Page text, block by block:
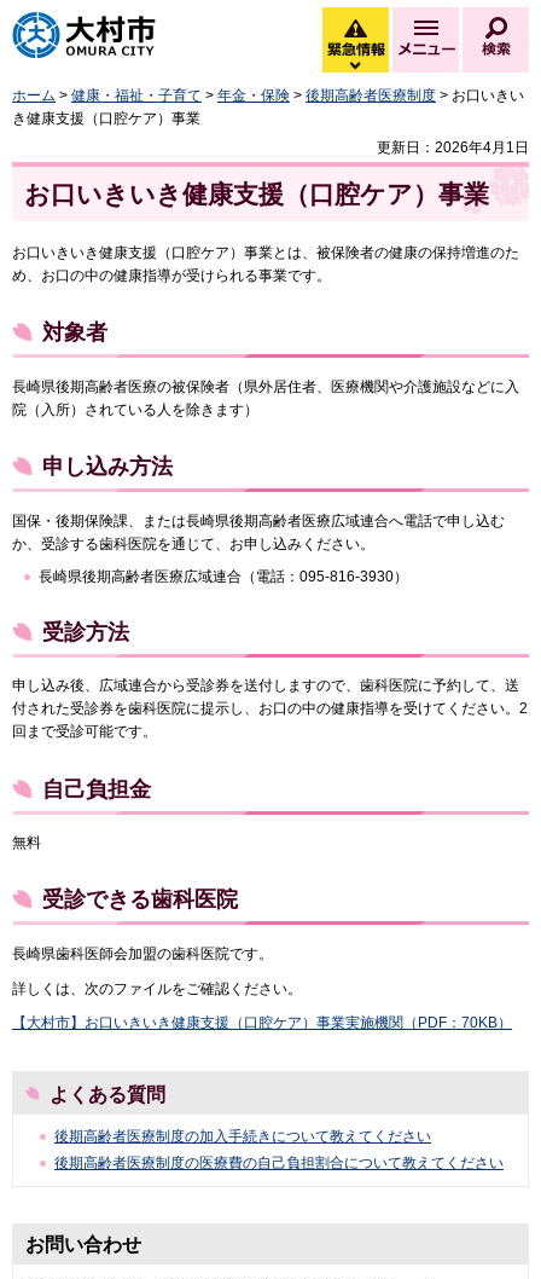
大村市
緊急情報
緊急情報を開く
メニュー
ホーム > 健康・福祉・子育て > 年金・保険 > 後期高齢者医療制度 > お口いきい
き健康支援（口腔ケア）事業
更新日：2026年4月1日
お口いきいき健康支援（口腔ケア）事業
お口いきいき健康支援（口腔ケア）事業とは、被保険者の健康の保持増進のた
め、お口の中の健康指導が受けられる事業です。
対象者
長崎県後期高齢者医療の被保険者（県外居住者、医療機関や介護施設などに入
院（入所）されている人を除きます）
申し込み方法
国保・後期保険課、または長崎県後期高齢者医療広域連合へ電話で申し込む
か、受診する歯科医院を通じて、お申し込みください。
長崎県後期高齢者医療広域連合（電話：095-816-3930）
受診方法
申し込み後、広域連合から受診券を送付しますので、歯科医院に予約して、送
付された受診券を歯科医院に提示し、お口の中の健康指導を受けてください。2
回まで受診可能です。
自己負担金
無料
受診できる歯科医院
長崎県歯科医師会加盟の歯科医院です。
詳しくは、次のファイルをご確認ください。
【大村市】お口いきいき健康支援（口腔ケア）事業実施機関（PDF：70KB）
よくある質問
後期高齢者医療制度の加入手続きについて教えてください
後期高齢者医療制度の医療費の自己負担割合について教えてください
お問い合わせ